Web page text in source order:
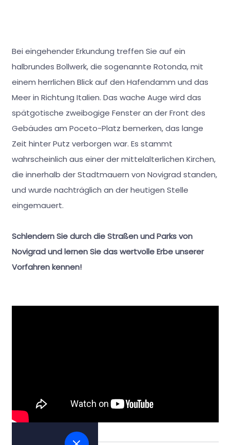
Bei eingehender Erkundung treffen Sie auf ein
halbrundes Bollwerk, die sogenannte Rotonda, mit
einem herrlichen Blick auf den Hafendamm und das
Meer in Richtung Italien. Das wache Auge wird das
spätgotische zweibogige Fenster an der Front des
Gebäudes am Poceto-Platz bemerken, das lange
Zeit hinter Putz verborgen war. Es stammt
wahrscheinlich aus einer der mittelalterlichen Kirchen,
die innerhalb der Stadtmauern von Novigrad standen,
und wurde nachträglich an der heutigen Stelle
eingemauert.
Schlendern Sie durch die Straßen und Parks von
Novigrad und lernen Sie das wertvolle Erbe unserer
Vorfahren kennen!